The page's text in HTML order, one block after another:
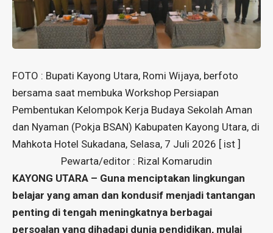
FOTO : Bupati Kayong Utara, Romi Wijaya, berfoto
bersama saat membuka Workshop Persiapan
Pembentukan Kelompok Kerja Budaya Sekolah Aman
dan Nyaman (Pokja BSAN) Kabupaten Kayong Utara, di
Mahkota Hotel Sukadana, Selasa, 7 Juli 2026 [ ist ]
Pewarta/editor : Rizal Komarudin
KAYONG UTARA – Guna menciptakan lingkungan
belajar yang aman dan kondusif menjadi tantangan
penting di tengah meningkatnya berbagai
persoalan yang dihadapi dunia pendidikan, mulai